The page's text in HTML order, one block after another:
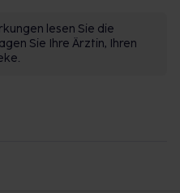
lesen Sie die
Sie Ihre Ärztin, Ihren